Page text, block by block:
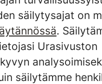
säilytysajat on
.
Urasivuston
säilytämme